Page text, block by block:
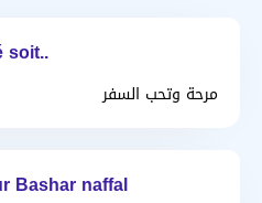
soit..
مرحة وتحب السفر
Bashar naffal